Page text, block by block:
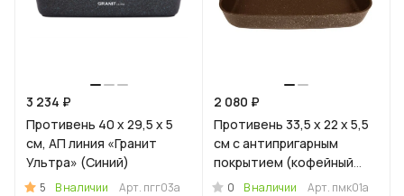
3 234 ₽
Противень 40 x 29,5 x 5
см, АП линия «Гранит
Ультра» (Синий)
5 В наличии Арт. пгг03а
2 080 ₽
Противень 33,5 x 22 x 5,5
см с антипригарным
покрытием (кофейный
мрамор)
0 В наличии Арт. пмк01а